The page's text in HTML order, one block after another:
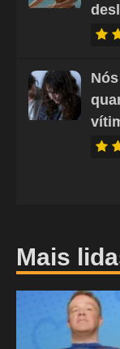
Mais